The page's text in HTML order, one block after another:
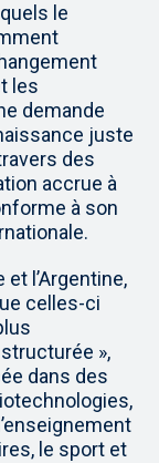
le
les
demande
juste
des
accrue à
à son
l’Argentine,
celles-ci
»,
dans des
le sport et